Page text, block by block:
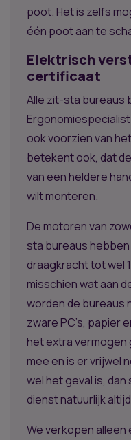
poot. Het is zelfs
één poot aan te
Elektrisch
certificaat
Alle zit-sta bureaus
Ergonomiespecialist
ook voorzien van
betekent ook, dat
van een heldere
wilt monteren.
De motoren van
sta bureaus
draagkracht tot wel
misschien wat aan
worden de bureaus
zware PC’s, papier
het extra vermogen
mee en is er vrijwel
wel het geval is,
dienst natuurlijk
We verkopen